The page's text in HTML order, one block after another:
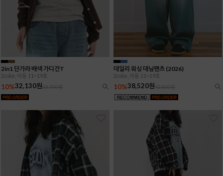
2in1 단가라 배색 가디건T
2color, 아동 11~19호
10%32,130원35,700원
데일리 워싱 데님팬츠 (2026)
2color, 아동 11~19호
10%38,520원42,800원